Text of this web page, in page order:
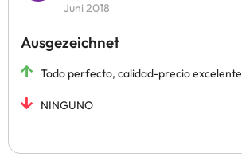
Juni 2018
Ausgezeichnet
Todo perfecto, calidad-precio excelente
NINGUNO